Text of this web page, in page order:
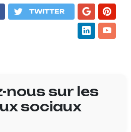
TWITTER
nous sur les
sociaux